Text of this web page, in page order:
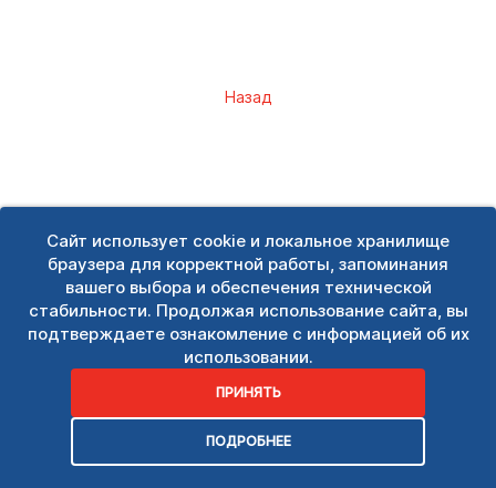
Сайт использует cookie и локальное хранилище
браузера для корректной работы, запоминания
вашего выбора и обеспечения технической
стабильности. Продолжая использование сайта, вы
подтверждаете ознакомление с информацией об их
использовании.
ПРИНЯТЬ
ПОДРОБНЕЕ
Назад